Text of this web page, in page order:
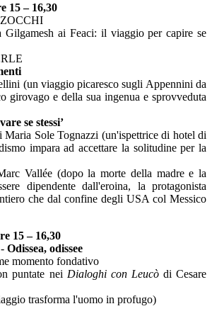
15 – 16,30
ai Feaci: il viaggio per capire se
(un viaggio picaresco sugli Appennini da
girovago e della sua ingenua e sprovveduta
se stessi’
Sole Tognazzi (un'ispettrice di hotel di
impara ad accettare la solitudine per la
Vallée (dopo la morte della madre e la
dipendente dall'eroina, la protagonista
che dal confine degli USA col Messico
15 – 16,30
Odissea, odissee
momento fondativo
puntate nei Dialoghi con Leucòdi Cesare
trasforma l'uomo in profugo)